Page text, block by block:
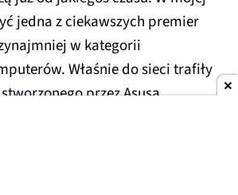
jedna z ciekawszych premier
w kategorii
Właśnie do sieci trafiły
przez Asusa.